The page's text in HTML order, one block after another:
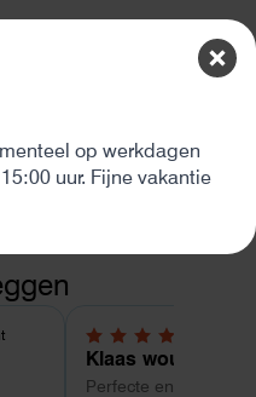
5,0 van 5 sterren
Klaas wouterlood
Perfecte en complete
op werkdagen
uur. Fijne vakantie